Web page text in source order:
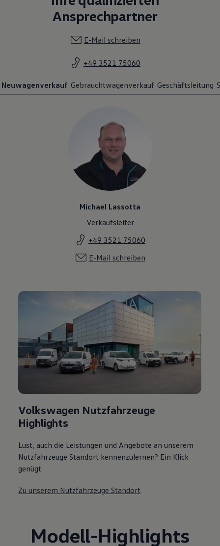
Ansprechpartner
E-Mail schreiben
+49 3521 75060
Neuwagenverkauf Gebrauchtwagenverkauf Geschäftsleitung
Michael Lassotta
Verkaufsleiter
+49 3521 75060
E-Mail schreiben
Volkswagen Nutzfahrzeuge
Highlights
Lust, auch die Leistungen und Angebote an unserem
Nutzfahrzeuge Standort kennenzulernen? Ein Klick
genügt.
Zu unserem Nutzfahrzeuge Standort
Modell-Highlights